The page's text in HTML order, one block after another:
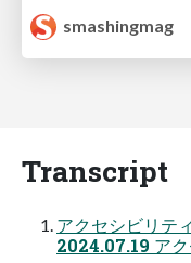
smashingmag
Transcript
アクセシビリテ
2024.07.19 ア